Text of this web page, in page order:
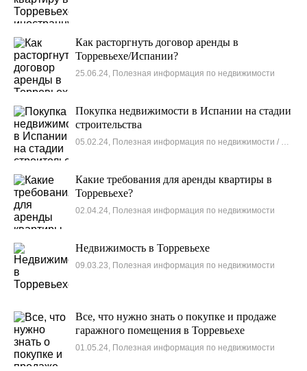
Как расторгнуть договор аренды в
Торревьехе/Испании?
25.06.24, Полезная информация по недвижимости
Покупка недвижимости в Испании на стадии
строительства
05.02.24, Полезная информация по недвижимости / Новости
Какие требования для аренды квартиры в
Торревьехе?
02.04.24, Полезная информация по недвижимости
Недвижимость в Торревьехе
09.03.23, Полезная информация по недвижимости
Все, что нужно знать о покупке и продаже
гаражного помещения в Торревьехе
01.05.24, Полезная информация по недвижимости